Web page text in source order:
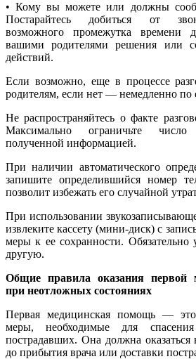
• Кому вы можете или должны
Постарайтесь добиться от
возможного промежутка времени
вашими родителями решения или
действий.
Если возможно, еще в процессе
родителям, если нет — немедленно по
Не распространяйтесь о факте
Максимально ограничьте
полученной информацией.
При наличии автоматического
запишите определившийся номер
позволит избежать его случайной
При использовании
извлеките кассету (мини-диск) с
меры к ее сохранности. Обязательно
другую.
Общие правила оказания первой
при неотложных состояниях
Первая медицинская помощь —
меры, необходимые для
пострадавших. Она должна оказаться
до прибытия врача или доставки